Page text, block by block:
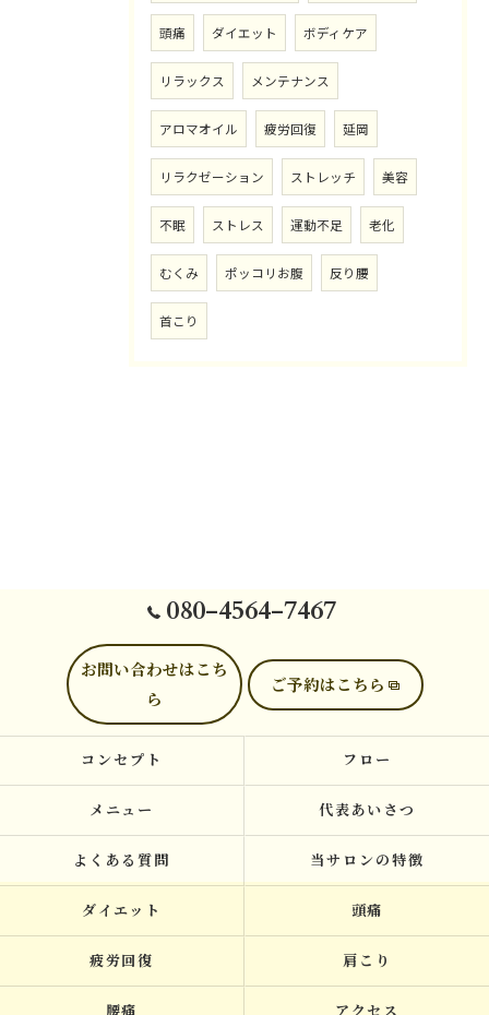
頭痛 ダイエット ボディケア
リラックス メンテナンス
アロマオイル 疲労回復 延岡
リラクゼーション ストレッチ 美容
不眠 ストレス 運動不足 老化
むくみ ポッコリお腹 反り腰
首こり
080-4564-7467
お問い合わせはこち
ら
ご予約はこちら
コンセプト フロー
メニュー 代表あいさつ
よくある質問 当サロンの特徴
ダイエット 頭痛
疲労回復 肩こり